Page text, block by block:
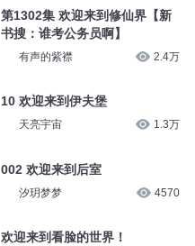
第1302集 欢迎来到修仙界【新
书搜：谁考公务员啊】
有声的紫襟 2.4万
10 欢迎来到伊夫堡
天亮宇宙 1.3万
002 欢迎来到后室
汐玥梦梦 4570
欢迎来到看脸的世界！